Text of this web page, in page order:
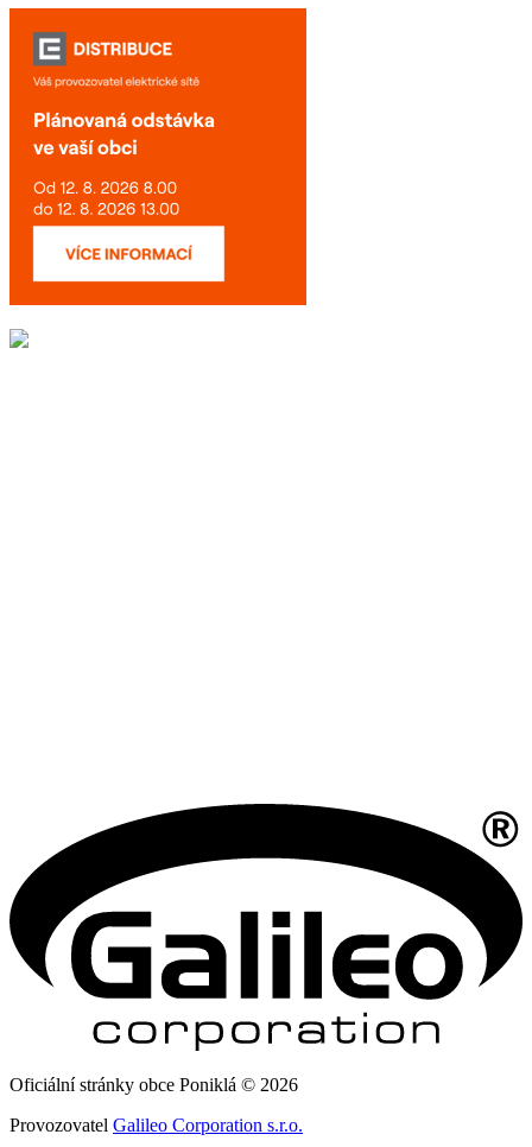
Oficiální stránky obce Poniklá © 2026
Provozovatel Galileo Corporation s.r.o.